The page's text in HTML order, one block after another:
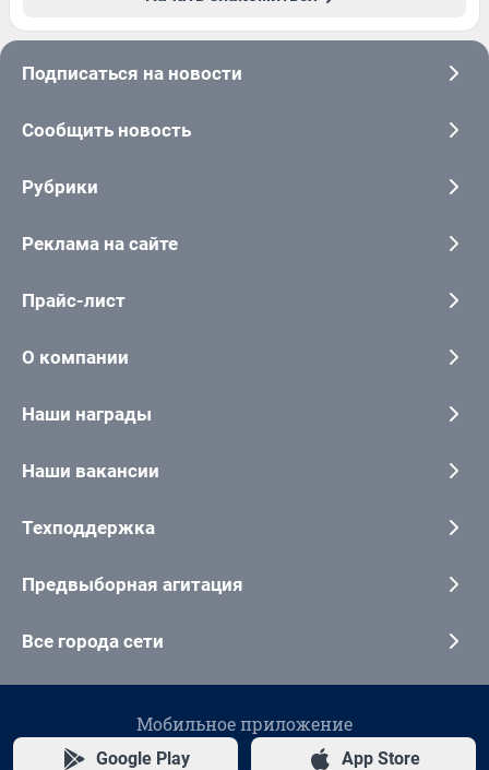
Подписаться на новости
Сообщить новость
Рубрики
Реклама на сайте
Прайс-лист
О компании
Наши награды
Наши вакансии
Техподдержка
Предвыборная агитация
Все города сети
Мобильное приложение
Google Play App Store